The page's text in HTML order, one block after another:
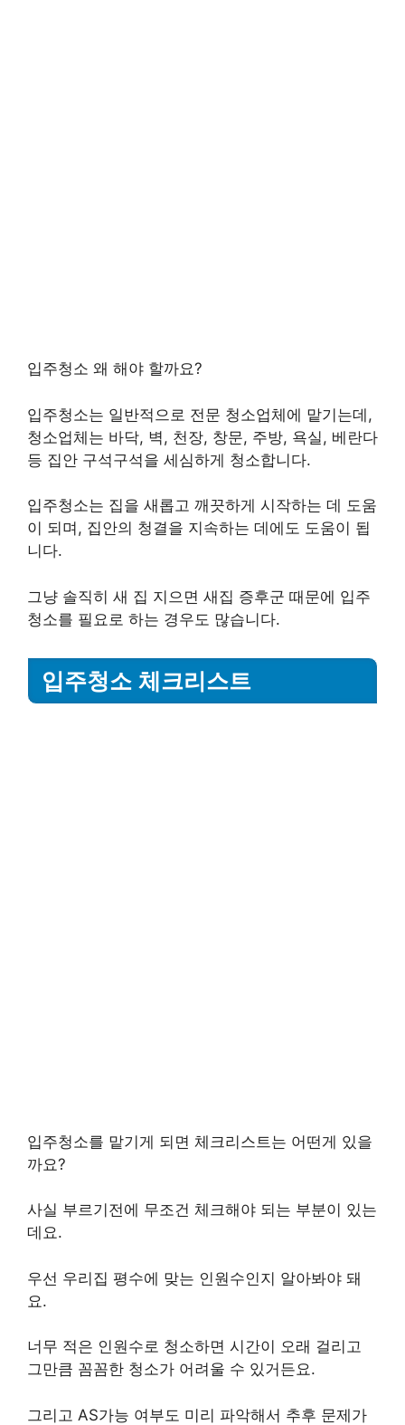
입주청소 왜 해야 할까요?
입주청소는 일반적으로 전문 청소업체에 맡기는데,
청소업체는 바닥, 벽, 천장, 창문, 주방, 욕실, 베란다
등 집안 구석구석을 세심하게 청소합니다.
입주청소는 집을 새롭고 깨끗하게 시작하는 데 도움
이 되며, 집안의 청결을 지속하는 데에도 도움이 됩
니다.
그냥 솔직히 새 집 지으면 새집 증후군 때문에 입주
청소를 필요로 하는 경우도 많습니다.
입주청소 체크리스트
입주청소를 맡기게 되면 체크리스트는 어떤게 있을
까요?
사실 부르기전에 무조건 체크해야 되는 부분이 있는
데요.
우선 우리집 평수에 맞는 인원수인지 알아봐야 돼
요.
너무 적은 인원수로 청소하면 시간이 오래 걸리고
그만큼 꼼꼼한 청소가 어려울 수 있거든요.
그리고 AS가능 여부도 미리 파악해서 추후 문제가